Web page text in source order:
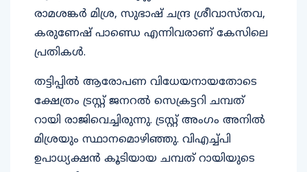
രാമശങ്കര്‍ മിശ്ര, സുഭാഷ് ചന്ദ്ര ശ്രീവാസ്തവ,
കരുണേഷ് പാണ്ഡെ എന്നിവരാണ് കേസിലെ
പ്രതികള്‍.
തട്ടിപ്പില്‍ ആരോപണ വിധേയനായതോടെ
ക്ഷേത്രം ട്രസ്റ്റ് ജനറല്‍ സെക്രട്ടറി ചമ്പത്
റായി രാജിവെച്ചിരുന്നു. ട്രസ്റ്റ് അംഗം അനില്‍
മിശ്രയും സ്ഥാനമൊഴിഞ്ഞു. വിഎച്ച്പി
ഉപാധ്യക്ഷന്‍ കൂടിയായ ചമ്പത് റായിയുടെ